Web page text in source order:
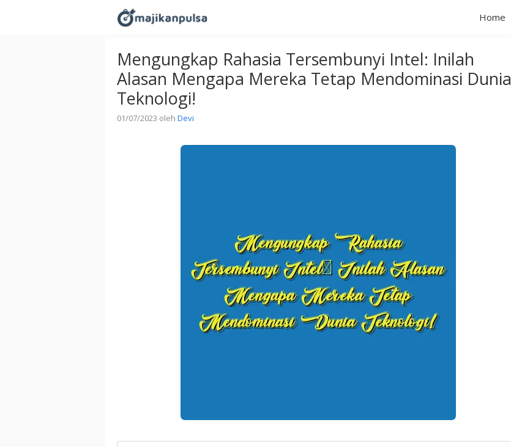
Home
Mengungkap Rahasia Tersembunyi Intel: Inilah
Alasan Mengapa Mereka Tetap Mendominasi Dunia
Teknologi!
01/07/2023 oleh Devi